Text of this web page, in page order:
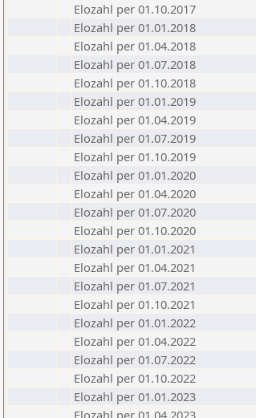
Elozahl per 01.10.2017
Elozahl per 01.01.2018
Elozahl per 01.04.2018
Elozahl per 01.07.2018
Elozahl per 01.10.2018
Elozahl per 01.01.2019
Elozahl per 01.04.2019
Elozahl per 01.07.2019
Elozahl per 01.10.2019
Elozahl per 01.01.2020
Elozahl per 01.04.2020
Elozahl per 01.07.2020
Elozahl per 01.10.2020
Elozahl per 01.01.2021
Elozahl per 01.04.2021
Elozahl per 01.07.2021
Elozahl per 01.10.2021
Elozahl per 01.01.2022
Elozahl per 01.04.2022
Elozahl per 01.07.2022
Elozahl per 01.10.2022
Elozahl per 01.01.2023
Elozahl per 01.04.2023